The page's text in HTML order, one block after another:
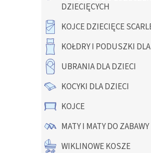
DZIECIĘCYCH
KOJCE DZIECIĘCE
KOŁDRY I PODUSZKI
UBRANIA DLA DZIECI
KOCYKI DLA DZIECI
KOJCE
MATY I MATY DO ZABAWY
WIKLINOWE KOSZE